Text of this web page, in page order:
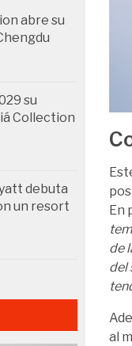
En
de
del
al
abre su
su
Collection
debuta
un resort